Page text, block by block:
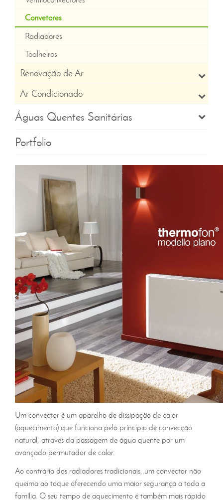
Convetores
Radiadores
Toalheiros
Renovação de Ar
Ar Condicionado
Águas Quentes Sanitárias
Portfolio
Um convector é um aparelho de dissipação de calor
(aquecimento) que funciona pelo príncipio de convecção
natural, através da passagem de água quente por um
avançado permutador de calor.
Ao contrário dos radiadores tradicionais, um convector não
queima ao toque oferecendo uma maior segurança a toda a
família. O seu tempo de aquecimento é também mais rápido